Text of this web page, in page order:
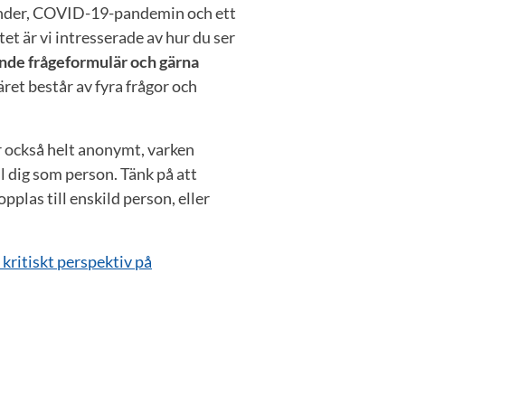
COVID-19-pandemin och ett
är vi intresserade av hur du ser
frågeformulär och gärna
består av fyra frågor och
helt anonymt, varken
som person. Tänk på att
till enskild person, eller
perspektiv på